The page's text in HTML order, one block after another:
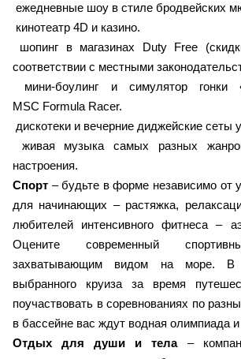
ежедневные шоу в стиле бродвейских
кинотеатр 4D и казино.
шопинг в магазинах Duty Free
соответствии с местными
мини-боулинг и симулятор
MSC Formula Racer.
дискотеки и вечерние диджейские сеты
живая музыка самых разных
настроения.
Спорт – будьте в форме независимо от
для начинающих – растяжка,
любителей интенсивного фитнеса –
Оцените современный
захватывающим видом на море. В
выбранного круиза за время
поучаствовать в соревнованиях по
в бассейне вас ждут водная олимпиада
Отдых для души и тела–